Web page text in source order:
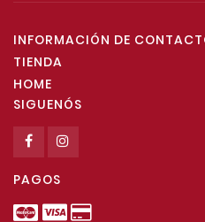
INFORMACIÓN DE
TIENDA
HOME
SIGUENÓS
PAGOS